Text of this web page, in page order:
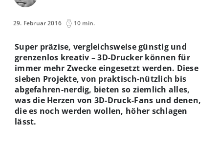
29. Februar 2016 10 min.
Super präzise, vergleichsweise günstig und
grenzenlos kreativ – 3D-Drucker können für
immer mehr Zwecke eingesetzt werden. Diese
sieben Projekte, von praktisch-nützlich bis
abgefahren-nerdig, bieten so ziemlich alles,
was die Herzen von 3D-Druck-Fans und denen,
die es noch werden wollen, höher schlagen
lässt.